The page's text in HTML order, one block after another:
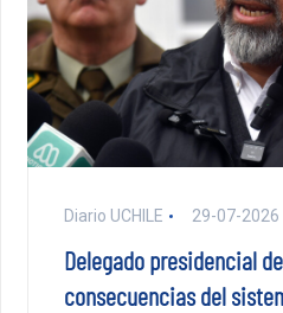
Diario UCHILE 29-07-2026
Delegado presidencial
consecuencias del